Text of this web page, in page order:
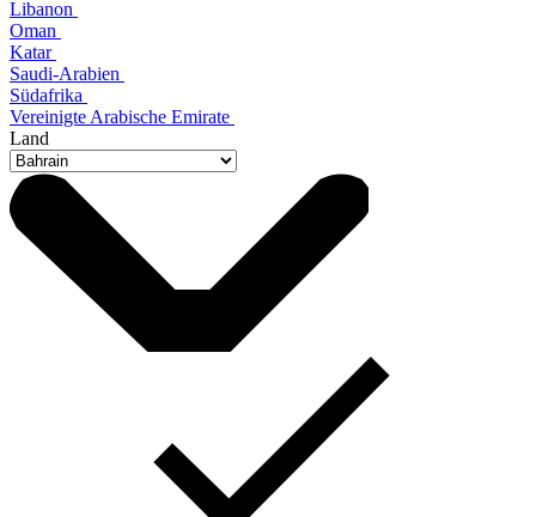
Libanon
Oman
Katar
Saudi-Arabien
Südafrika
Vereinigte Arabische Emirate
Land